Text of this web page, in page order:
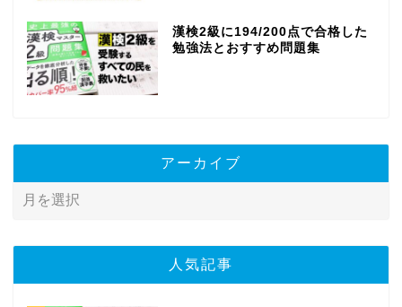
漢検2級に194/200点で合格した
勉強法とおすすめ問題集
アーカイブ
人気記事